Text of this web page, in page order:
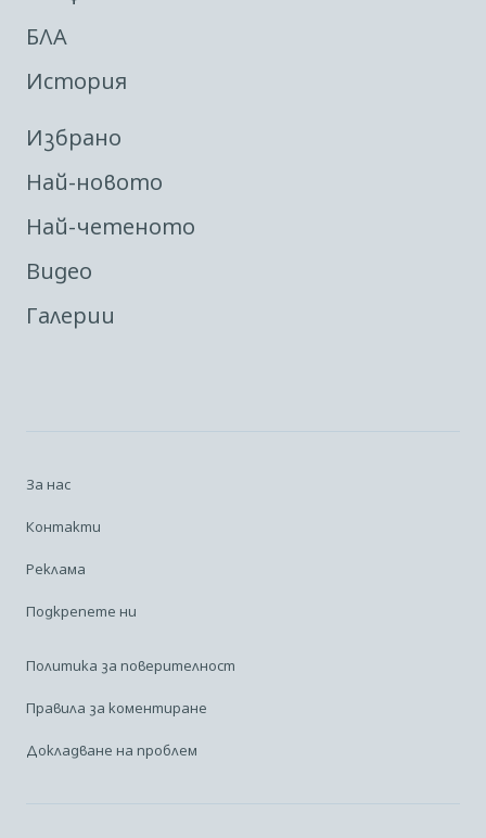
БЛА
История
Избрано
Най-новото
Най-четеното
Видео
Галерии
За нас
Контакти
Реклама
Подкрепете ни
Политика за поверителност
Правила за коментиране
Докладване на проблем